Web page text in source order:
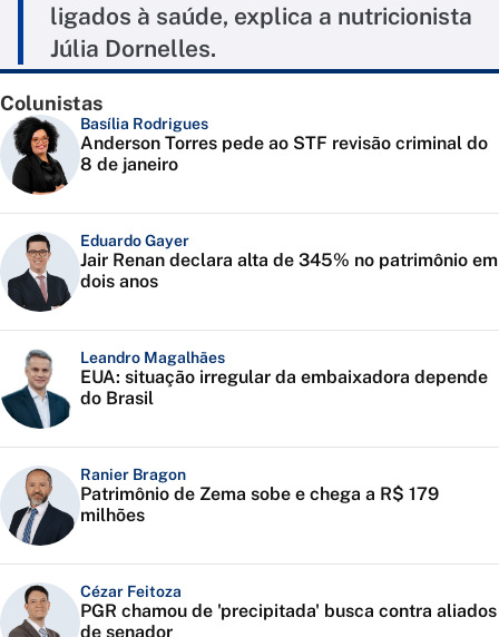
ligados à saúde, explica a nutricionista
Júlia Dornelles.
Colunistas
Basília Rodrigues
Anderson Torres pede ao STF revisão criminal do
8 de janeiro
Eduardo Gayer
Jair Renan declara alta de 345% no patrimônio em
dois anos
Leandro Magalhães
EUA: situação irregular da embaixadora depende
do Brasil
Ranier Bragon
Patrimônio de Zema sobe e chega a R$ 179
milhões
Cézar Feitoza
PGR chamou de 'precipitada' busca contra aliados
de senador